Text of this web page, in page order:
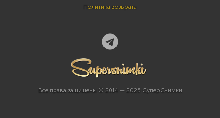
Политика возврата
Все права защищены © 2014 — 2026 СуперСнимки